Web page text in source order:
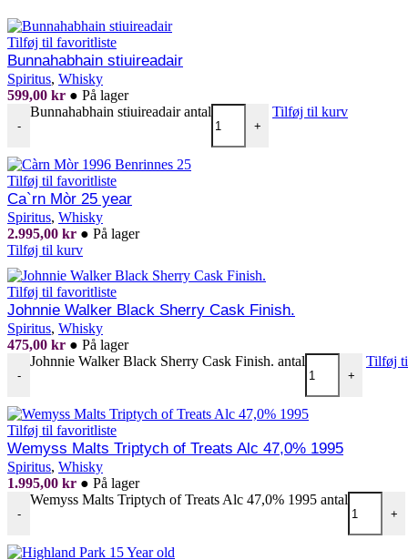
Tilføj til favoritliste
Bunnahabhain stiuireadair
Spiritus, Whisky
599,00 kr ● På lager
-
Bunnahabhain stiuireadair antal
+
Tilføj til kurv
Tilføj til favoritliste
Ca`rn Mòr 25 year
Spiritus, Whisky
2.995,00 kr ● På lager
Tilføj til kurv
Tilføj til favoritliste
Johnnie Walker Black Sherry Cask Finish.
Spiritus, Whisky
475,00 kr ● På lager
-
Johnnie Walker Black Sherry Cask Finish. antal
+
Tilføj
Tilføj til favoritliste
Wemyss Malts Triptych of Treats Alc 47,0% 1995
Spiritus, Whisky
1.995,00 kr ● På lager
-
Wemyss Malts Triptych of Treats Alc 47,0% 1995 antal
+